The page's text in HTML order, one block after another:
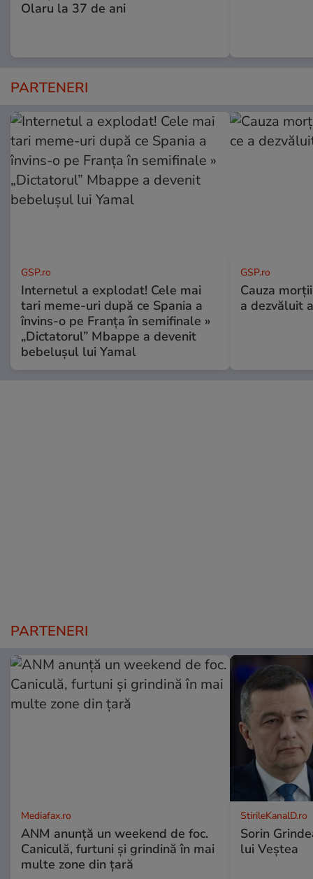
Olaru la 37 de ani
PARTENERI
GSP.ro
Internetul a explodat! Cele mai
tari meme-uri după ce Spania a
învins-o pe Franța în semifinale »
„Dictatorul” Mbappe a devenit
bebelușul lui Yamal
GSP.ro
Cauza
a dezvăluit
PARTENERI
Mediafax.ro
ANM anunță un weekend de foc.
Caniculă, furtuni și grindină în mai
multe zone din țară
StirileKanalD.ro
Sorin
lui Veștea